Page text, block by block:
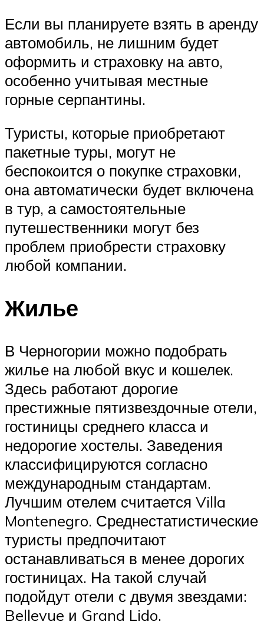
Если вы планируете взять в аренду
автомобиль, не лишним будет
оформить и страховку на авто,
особенно учитывая местные
горные серпантины.
Туристы, которые приобретают
пакетные туры, могут не
беспокоится о покупке страховки,
она автоматически будет включена
в тур, а самостоятельные
путешественники могут без
проблем приобрести страховку
любой компании.
Жилье
В Черногории можно подобрать
жилье на любой вкус и кошелек.
Здесь работают дорогие
престижные пятизвездочные отели,
гостиницы среднего класса и
недорогие хостелы. Заведения
классифицируются согласно
международным стандартам.
Лучшим отелем считается Villa
Montenegro. Среднестатистические
туристы предпочитают
останавливаться в менее дорогих
гостиницах. На такой случай
подойдут отели с двумя звездами:
Bellevue и Grand Lido.